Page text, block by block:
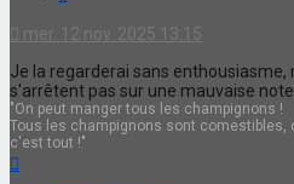
mer. 12 nov. 2025 13:15
Je la regarderai sans enthousiasme,
s'arrêtent pas sur une mauvaise
"On peut manger tous les champignons !
Tous les champignons sont comestibles,
c'est tout !"